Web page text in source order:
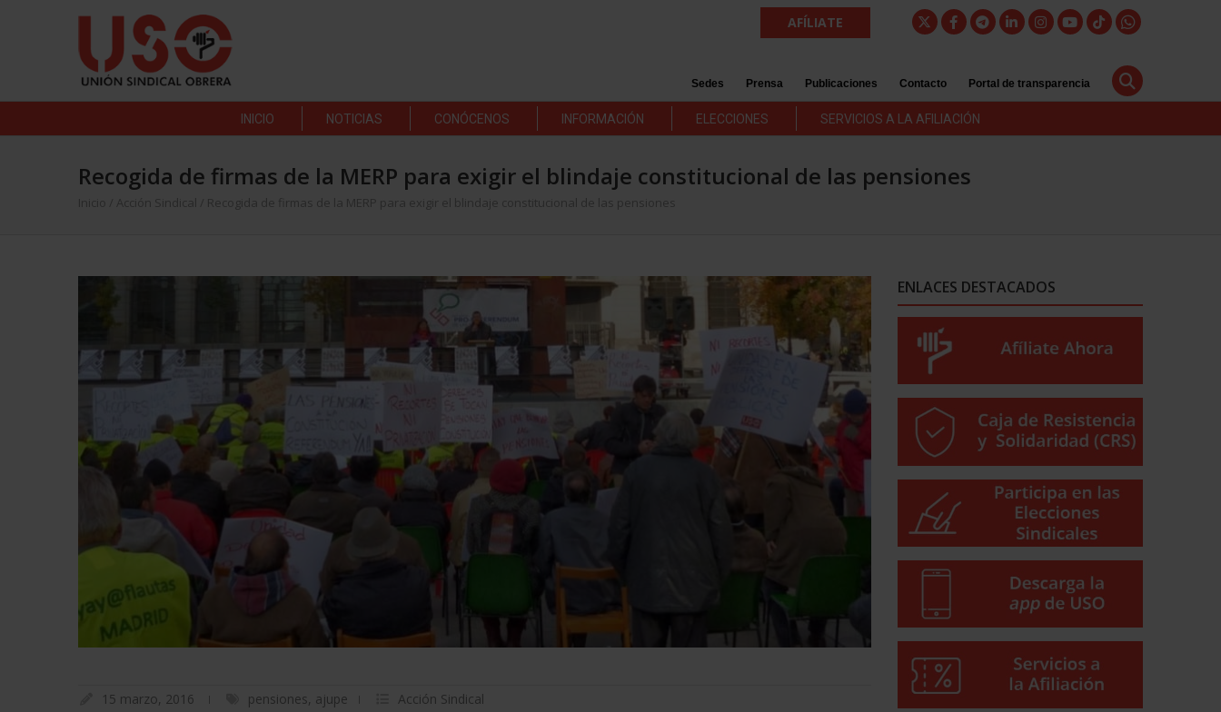
AFÍLIATE
Sedes Prensa Publicaciones Contacto Portal de transparencia
INICIO NOTICIAS CONÓCENOS INFORMACIÓN ELECCIONES SERVICIOS A LA AFILIACIÓN
Recogida de firmas de la MERP para exigir el blindaje constitucional de las pensiones
Inicio Acción Sindical Recogida de firmas de la MERP para exigir el blindaje constitucional de las pensiones
15 marzo, 2016 pensiones, ajupe Acción Sindical
ENLACES DESTACADOS